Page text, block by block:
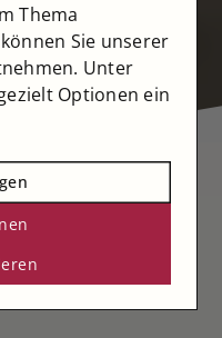
und mit
Thema
Sie unserer
Unter
Optionen ein